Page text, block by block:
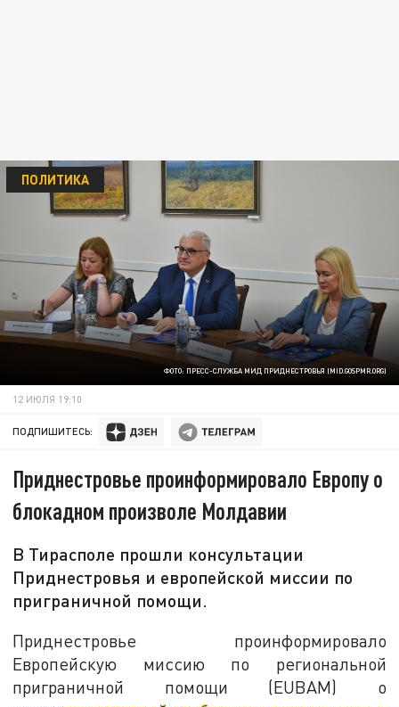
ФОТО: ПРЕСС-СЛУЖБА МИД ПРИДНЕСТРОВЬЯ (MID.GOSPMR.ORG)
ПОЛИТИКА
12 ИЮЛЯ 19:10
ПОДПИШИТЕСЬ:
Приднестровье проинформировало Европу о
блокадном произволе Молдавии
В Тирасполе прошли консультации
Приднестровья и европейской миссии по
приграничной помощи.
Приднестровье проинформировало
Европейскую миссию по региональной
приграничной помощи (EUBAM) о